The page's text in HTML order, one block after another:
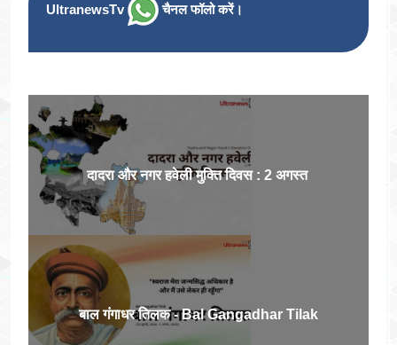
UltranewsTv चैनल फॉलो करें।
दादरा और नगर हवेली मुक्ति दिवस : 2 अगस्त
बाल गंगाधर तिलक - Bal Gangadhar Tilak